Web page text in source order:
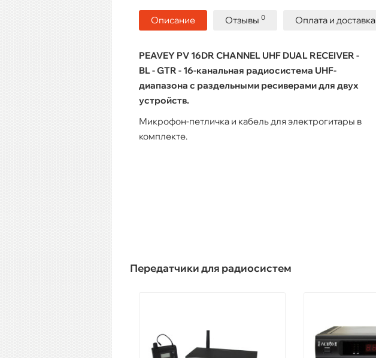
Описание Отзывы 0 Оплата и доставка
PEAVEY PV 16DR CHANNEL UHF DUAL RECEIVER -
BL - GTR - 16-канальная радиосистема UHF-
диапазона с раздельными ресиверами для двух
устройств.
Микрофон-петличка и кабель для электрогитары в
комплекте.
Передатчики для радиосистем